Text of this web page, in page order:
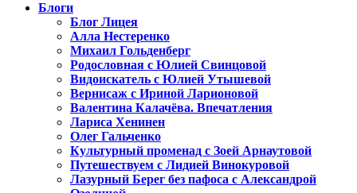
Блоги
Блог Лицея
Алла Нестеренко
Михаил Гольденберг
Родословная с Юлией Свинцовой
Видоискатель с Юлией Утышевой
Вернисаж с Ириной Ларионовой
Валентина Калачёва. Впечатления
Лариса Хенинен
Олег Гальченко
Культурный променад с Зоей Арнаутовой
Путешествуем с Лидией Винокуровой
Лазурный Берег без пафоса с Александрой